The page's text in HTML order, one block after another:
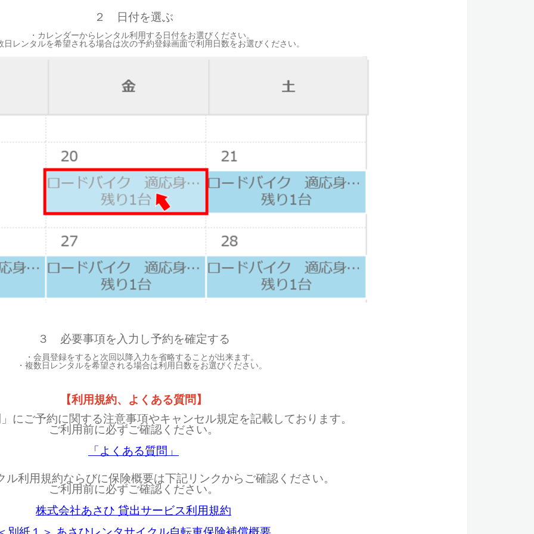
２ 日付を選ぶ
・カレンダーからレンタル利用する日付をお選びください。
ンタルを希望される場合は次の予約登録画面で利用日数をお選びください。
３ 必要事項を入力し予約を確定する
・会員登録をすると次回以降入力を省略することが出来ます。
・複数日レンタルを希望される場合は利用日数をお選びください。
【利用規約、よくある質問】
にご予約に関する注意事項やキャンセル規定を記載しております。
ご利用前に必ずご確認ください。
「よくある質問」
ル利用規約ならびに保険概要は下記リンクからご確認ください。
ご利用前に必ずご確認ください。
株式会社あさひ 貸出サービス利用規約